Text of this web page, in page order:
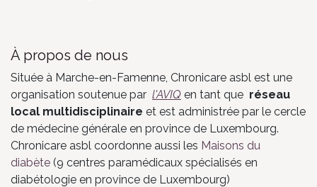
À propos de nous
Située à Marche-en-Famenne, Chronicare asbl est une
organisation soutenue par l'AVIQ​ en tant que réseau
local multidisciplinaire et est administrée par le cercle
de médecine générale en province de Luxembourg.
Chronicare asbl coordonne aussi les Maisons du
diabète (9 centres paramédicaux spécialisés en
diabétologie en province de Luxembourg)